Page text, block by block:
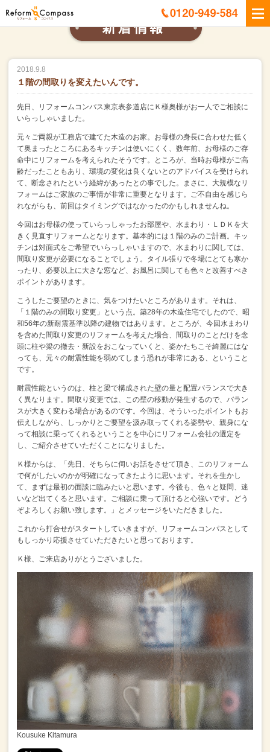
2018.9.8
１階の間取りを変えたいんです。
先日、リフォームコンパス東京表参道店にＫ様奥様がお一人でご相談に
いらっしゃいました。
元々ご両親が工務店で建てた木造のお家。 お母様の身長に合わせた低く
て奥まったところにあるキッチンは使いにくく、 数年前、お母様のご存
命中にリフォームを考えられたそうです。
ところが、当時お母様がご高
齢だったこともあり、 環境の変化は良くないとのアドバイスを受けられ
て、断念されたという経緯があったとの事でした。
まさに、大規模なリ
フォームはご家族のご事情が非常に重要となります。 ご不自由を感じら
れながらも、前回はタイミングではなかったのかもしれませんね。
今回はお母様の使っていらっしゃったお部屋や、水まわり・ＬＤＫを大
きく見直すリフォームとなります。 基本的には１階のみのご計画。 キッ
チンは対面式をご希望でいらっしゃいますので、 水まわりに関しては、
間取り変更が必要になることでしょう。 タイル張りで冬場にとても寒か
ったり、必要以上に大きな窓など、 お風呂に関しても色々と改善すべき
ポイントがあります。
こうしたご要望のときに、気をつけたいところがあります。 それは、
「１階のみの間取り変更」という点。 築28年の木造住宅でしたので、昭
和56年の新耐震基準以降の建物ではあります。
ところが、今回水まわり
を含めた間取り変更のリフォームを考えた場合、 間取りのことだけを念
頭に柱や梁の撤去・新設をおこなっていくと、 姿かたちこそ綺麗にはな
っても、 元々の耐震性能を弱めてしまう恐れが非常にある、ということ
です。
耐震性能というのは、柱と梁で構成された壁の量と配置バランスで大き
く異なります。 間取り変更では、この壁の移動が発生するので、バラン
スが大きく変わる場合があるのです。 今回は、そういったポイントもお
伝えしながら、
しっかりとご要望を汲み取ってくれる姿勢や、親身にな
って相談に乗ってくれるということを中心に リフォーム会社の選定を
し、ご紹介させていただくことになりました。
Ｋ様からは、「先日、そちらに伺いお話をさせて頂き、 このリフォーム
で何がしたいのかが明確になってきたように思います。 それを生かし
て、まずは最初の面談に臨みたいと思います。 今後も、色々と疑問、迷
いなど出てくると思います。 ご相談に乗って頂けると心強いです。どう
ぞよろしくお願い致します。」
とメッセージをいただきました。
これから打合せがスタートしていきますが、
リフォームコンパスとして
もしっかり応援させていただきたいと思っております。
Ｋ様、ご来店ありがとうございました。
Kousuke Kitamura